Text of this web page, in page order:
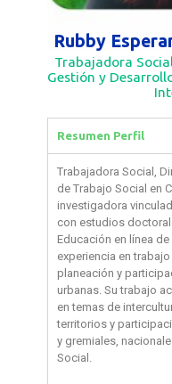
Rubby
Trabajadora
Gestión y
Resumen Perfil
Trabajadora Social,
de Trabajo Social en
investigadora
con estudios
Educación en línea
experiencia en
planeación y
urbanas. Su trabajo
en temas de
territorios y
y gremiales,
Social.